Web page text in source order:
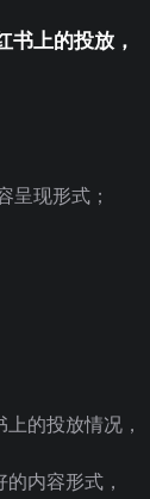
书上的投放，
呈现形式；
的投放情况，
内容形式，